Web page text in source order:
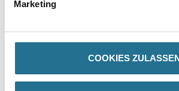
Marketing
COOKIES
- Als Zuschnitt, Lieferlänge bis 300 cm
- Schlagregendicht in Verbindung mit
- Überstreichbar bzw. überputzbar